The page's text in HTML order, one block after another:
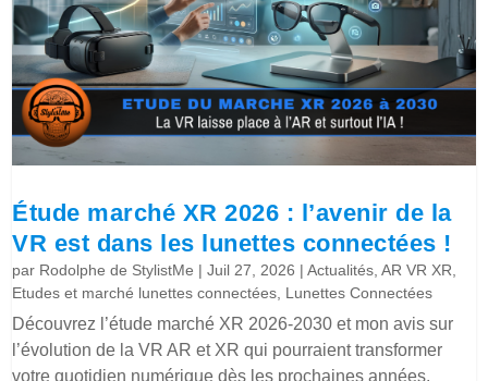
Étude marché XR 2026 : l’avenir de la
VR est dans les lunettes connectées !
par Rodolphe de StylistMe |Juil 27, 2026 |Actualités ,AR VR XR
Etudes et marché lunettes connectées Lunettes Connectées
Découvrez l’étude marché XR 2026-2030 et mon avis sur
l’évolution de la VR AR et XR qui pourraient transformer
votre quotidien numérique dès les prochaines années.